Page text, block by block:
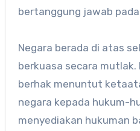
bertanggung jawab
Negara berada di atas
berkuasa secara mutlak.
berhak menuntut
negara kepada hukum-
menyediakan hukuman